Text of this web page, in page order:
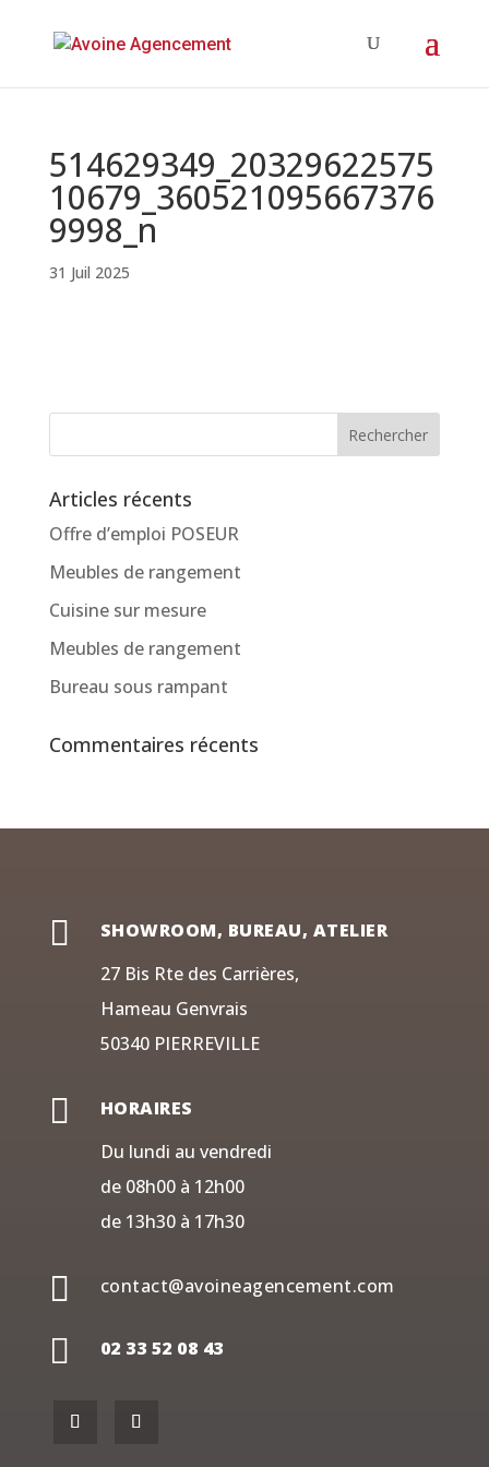
514629349_20329622575
10679_360521095667376
9998_n
31 Juil 2025
Articles récents
Offre d’emploi POSEUR
Meubles de rangement
Cuisine sur mesure
Meubles de rangement
Bureau sous rampant
Commentaires récents

SHOWROOM, BUREAU, ATELIER
27 Bis Rte des Carrières,
Hameau Genvrais
50340 PIERREVILLE

HORAIRES
Du lundi au vendredi
de 08h00 à 12h00
de 13h30 à 17h30
 contact@avoineagencement.com
 02 33 52 08 43